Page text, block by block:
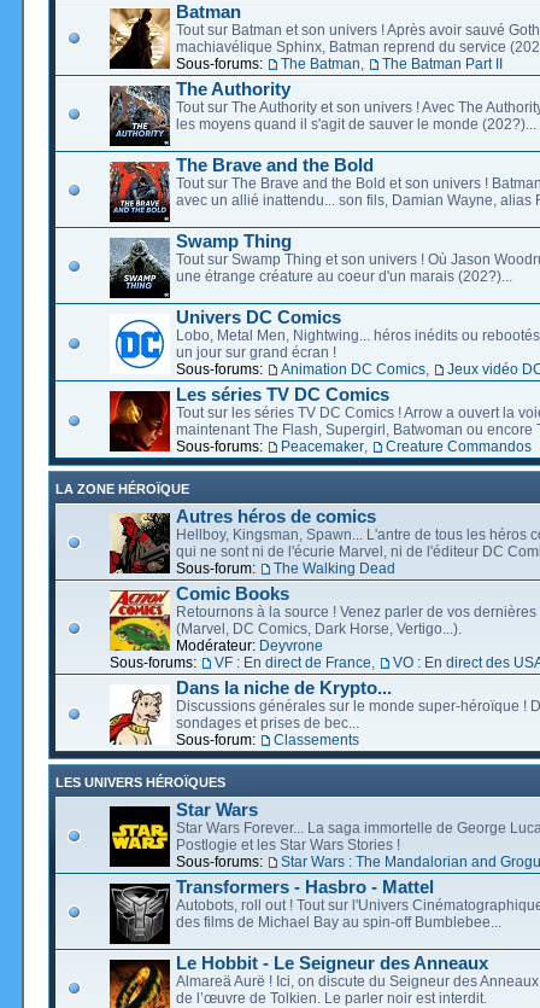
Batman
Tout sur Batman et son univers ! Après avoir sauvé
machiavélique Sphinx, Batman reprend du service
Sous-forums:
The Batman The Batman Part II
The Authority
Tout sur The Authority et son univers ! Avec The
les moyens quand il s'agit de sauver le monde (202?)...
The Brave and the Bold
Tout sur The Brave and the Bold et son univers !
avec un allié inattendu... son fils, Damian Wayne, alias
Swamp Thing
Tout sur Swamp Thing et son univers ! Où Jason
une étrange créature au coeur d'un marais (202?)...
Univers DC Comics
Lobo, Metal Men, Nightwing... héros inédits ou
un jour sur grand écran !
Sous-forums:
Animation DC Comics Jeux vidéo
Les séries TV DC Comics
Tout sur les séries TV DC Comics ! Arrow a ouvert la
maintenant The Flash, Supergirl, Batwoman ou encore
Sous-forums:
Peacemaker Creature Commandos
LA ZONE HÉROÏQUE
Autres héros de comics
Hellboy, Kingsman, Spawn... L'antre de tous les héros
qui ne sont ni de l'écurie Marvel, ni de l'éditeur DC
Sous-forum:
The Walking Dead
Comic Books
Retournons à la source ! Venez parler de vos dernières
(Marvel, DC Comics, Dark Horse, Vertigo...).
Modérateur: Deyvrone
Sous-forums:
VF : En direct de France VO : En direct des
Dans la niche de Krypto...
Discussions générales sur le monde super-héroïque !
sondages et prises de bec...
Sous-forum:
Classements
LES UNIVERS HÉROÏQUES
Star Wars
Star Wars Forever... La saga immortelle de George
Postlogie et les Star Wars Stories !
Sous-forums:
Star Wars : The Mandalorian and Grogu
Transformers - Hasbro - Mattel
Autobots, roll out ! Tout sur l'Univers
des films de Michael Bay au spin-off Bumblebee...
Le Hobbit - Le Seigneur des Anneaux
Almareä Aurë ! Ici, on discute du Seigneur des
de l’œuvre de Tolkien. Le parler noir est interdit.